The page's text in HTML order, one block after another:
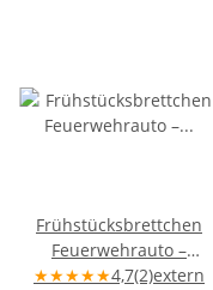
Frühstücksbrettchen
Feuerwehrauto –
Ahornholz 25×16×1,5 cm
★★★★★4,7(2)extern